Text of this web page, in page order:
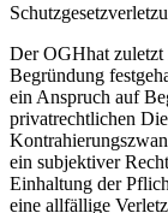
DerOGHhat
Begründung
ein Anspruch auf
privatrechtlichen
ein subjektiver
Einhaltung der
eine allfällige